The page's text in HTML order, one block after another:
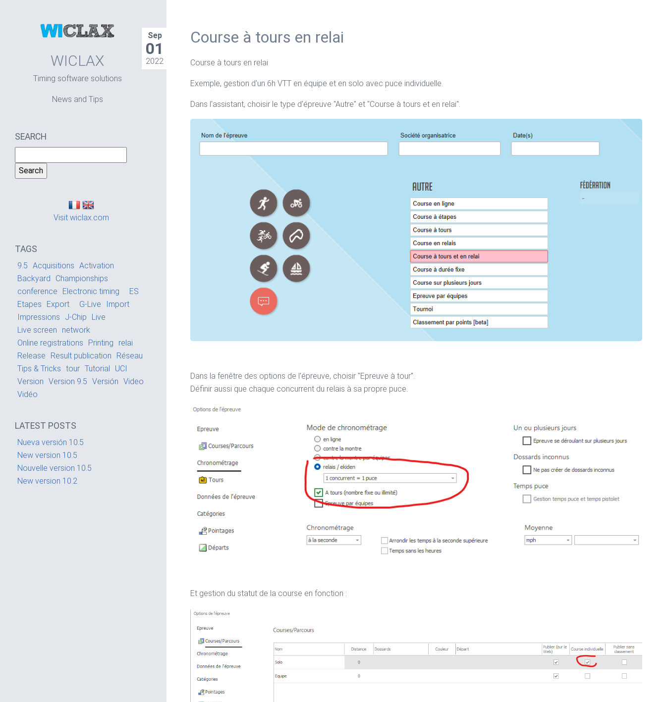
WICLAX
Timing software solutions
News and Tips
SEARCH
Visit wiclax.com
TAGS
9.5 Acquisitions Activation
Backyard
Championships
conference
Electronic timing
ES
Etapes
Export G-Live
Import
Impressions
J-Chip
Live
Live screen
network
Online registrations
Printing
relai
Release
Result publication
Réseau
Tips & Tricks tour Tutorial
UCI
Version Version 9.5 Versión Video
Vidéo
LATEST POSTS
Nueva versión 10.5
New version 10.5
Nouvelle version 10.5
New version 10.2
Course à tours en relai
Sep
01
2022 Course à tours en relai
Exemple, gestion d'un 6h VTT en équipe et en solo avec puce individuelle.
Dans l'assistant, choisir le type d'épreuve "Autre" et "Course à tours et en relai".
Dans la fenêtre des options de l'épreuve, choisir "Epreuve à tour".
Définir aussi que chaque concurrent du relais à sa propre puce.
Et gestion du statut de la course en fonction :